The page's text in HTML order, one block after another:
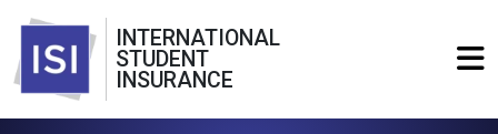
INTERNATIONAL
STUDENT
INSURANCE